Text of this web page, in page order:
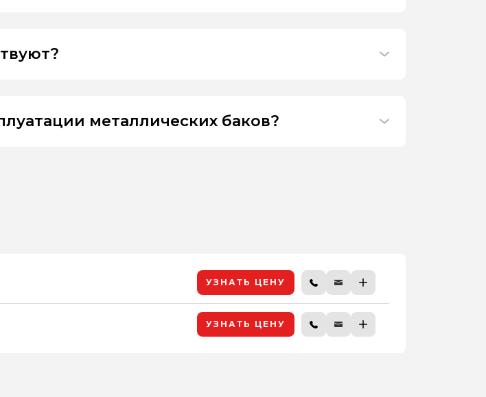
металлических баков?
УЗНАТЬ ЦЕНУ
УЗНАТЬ ЦЕНУ